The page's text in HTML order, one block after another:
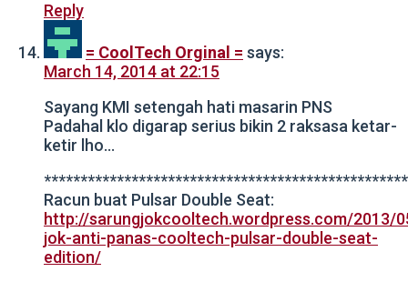
Reply
= CoolTech Orginal = says:
March 14, 2014 at 22:15
Sayang KMI setengah hati masarin PNS
Padahal klo digarap serius bikin 2 raksasa ketar-
ketir lho…
Racun buat Pulsar Double Seat:
http://sarungjokcooltech.wordpress.com/2013/
jok-anti-panas-cooltech-pulsar-double-seat-
edition/